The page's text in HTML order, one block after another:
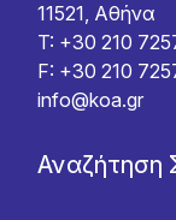
11521, Αθήνα
T: +30 210
F: +30 210
info@koa.gr
Αναζήτηση